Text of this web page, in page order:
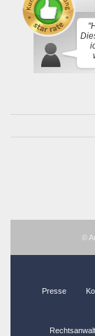
©
Presse